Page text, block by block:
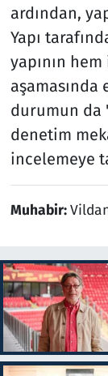
ardından,
Yapı
yapının
durumun da
denetim
incelemeye
Muhabir: